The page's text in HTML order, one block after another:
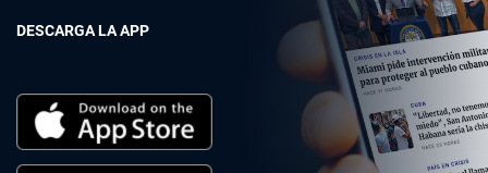
DESCARGA LA APP